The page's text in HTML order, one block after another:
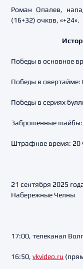
Роман Опалев,
(16+32) очков, «+24».
Победы в основное
Победы в овертайме:
Победы в сериях
Заброшенные шайбы:
Штрафное время: 20
21 сентября 2025
Набережные Челны
17:00, телеканал
16:50, vkvideo.ru